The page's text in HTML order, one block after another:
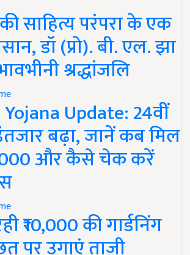
साहित्य परंपरा के एक
डॉ (प्रो). बी. एल. झा
श्रद्धांजलि
Update: 24वीं
बढ़ा, जानें कब मिल
और कैसे चेक करें
₹10,000 की गार्डनिंग
पर उगाएं ताजी